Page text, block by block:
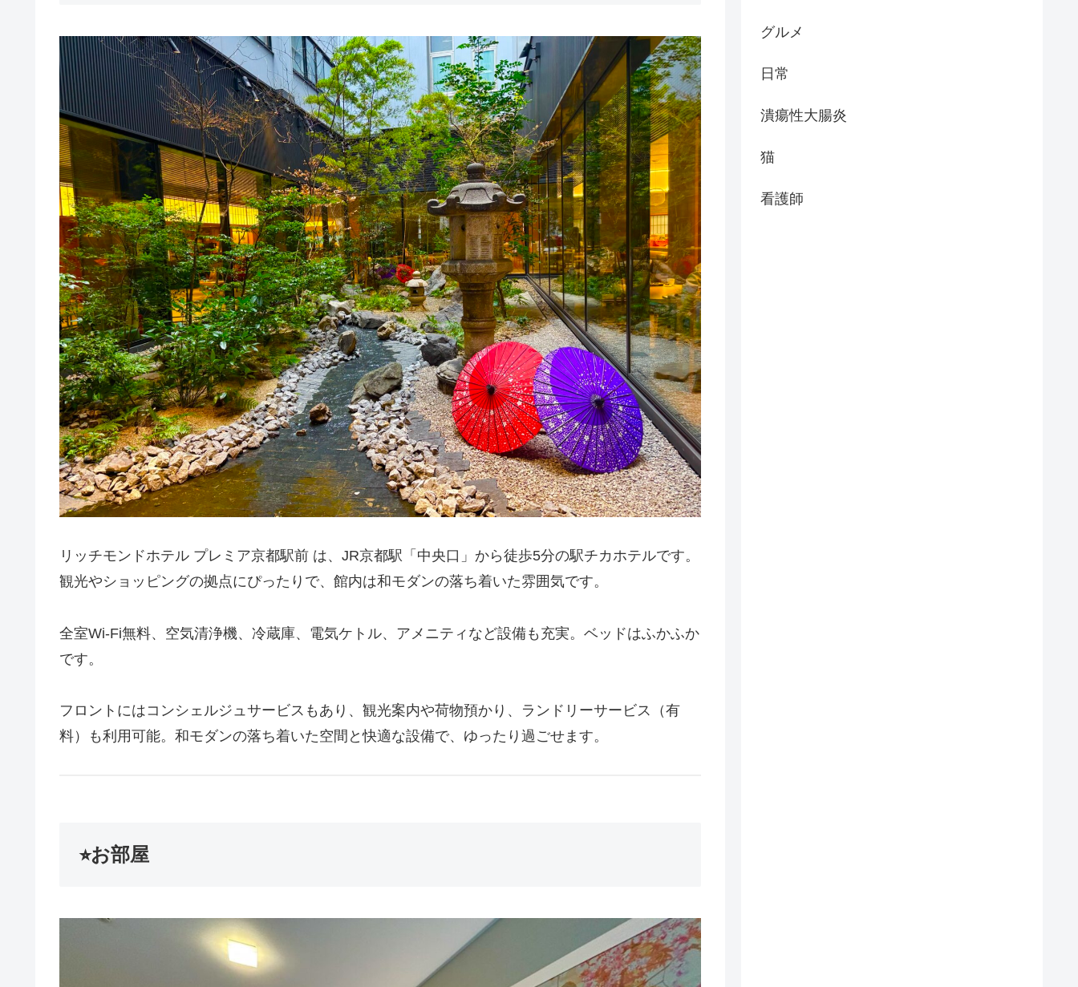
リッチモンドホテル プレミア京都駅前 は、JR京都駅「中央口」から徒歩5分の駅チカホテルです。
観光やショッピングの拠点にぴったりで、館内は和モダンの落ち着いた雰囲気です。
全室Wi‑Fi無料、空気清浄機、冷蔵庫、電気ケトル、アメニティなど設備も充実。ベッドはふかふか
です。
フロントにはコンシェルジュサービスもあり、観光案内や荷物預かり、ランドリーサービス（有
料）も利用可能。和モダンの落ち着いた空間と快適な設備で、ゆったり過ごせます。
⭐︎お部屋
グルメ
日常
潰瘍性大腸炎
猫
看護師